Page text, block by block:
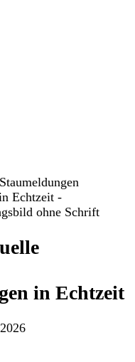
in Echtzeit